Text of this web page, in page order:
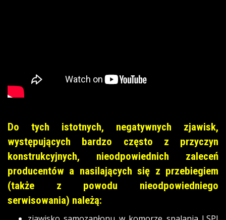
Do tych istotnych, negatywnych zjawisk,
występujących bardzo często z przyczyn
konstrukcyjnych, nieodpowiednich zaleceń
producentów a nasilających się z przebiegiem
(także z powodu nieodpowiedniego
serwisowania) należą: